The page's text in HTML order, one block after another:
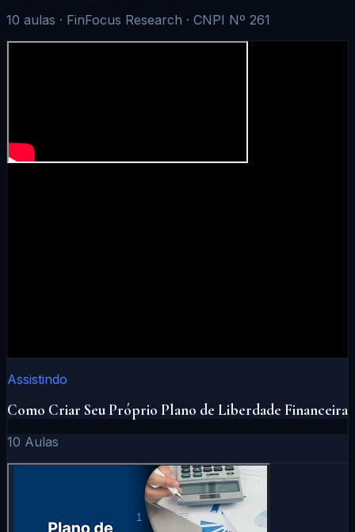
10 aulas · FinFocus Research · CNPI Nº 261
Assistindo
Como Criar Seu Próprio Plano de Liberdade Financeira
10 Aulas
1